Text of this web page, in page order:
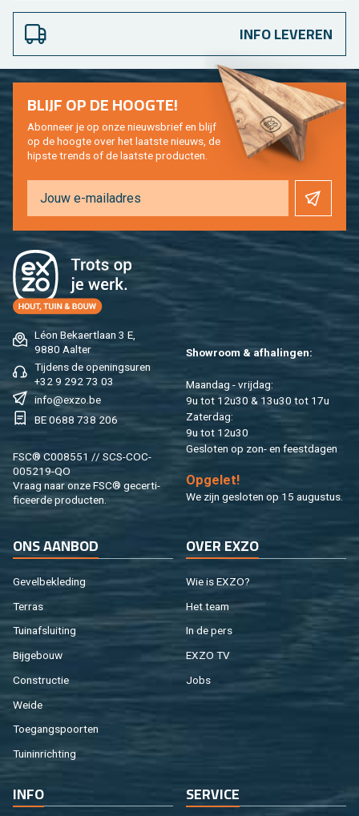
INFO LEVEREN
Léon Be­kaert­laan 3 E,
9880 Aal­ter
Tij­dens de ope­nings­uren
+32 9 292 73 03
info@​exzo.​be
BE 0688 738 206
FSC® C008551 // SCS-COC-
005219-QO
Vraag naar onze FSC® ge­cer­ti­
fi­ceer­de pro­duc­ten.
Show­room & af­ha­lin­gen:
Maan­dag - vrij­dag:
9u tot 12u30 & 13u30 tot 17u
Za­ter­dag:
9u tot 12u30
Ge­slo­ten op zon- en feest­da­gen
Op­ge­let!
We zijn ge­slo­ten op 15 au­gus­tus.
BLIJF OP DE HOOG­TE!
Abon­neer je op onze nieuws­brief en blijf
op de hoog­te over het laat­ste nieuws, de
hip­s­te trends of de laat­ste pro­duc­ten.
ONS AAN­BOD
Ge­vel­be­kle­ding
Ter­ras
Tuin­af­slui­ting
Bij­ge­bouw
Con­struc­tie
Weide
Toe­gangs­poor­ten
Tuin­in­rich­ting
OVER EXZO
Wie is EXZO?
Het team
In de pers
EXZO TV
Jobs
INFO SER­VI­CE